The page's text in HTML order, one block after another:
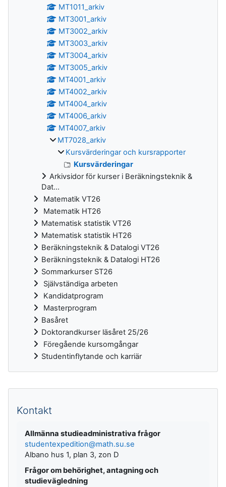
MT1011_arkiv
MT3001_arkiv
MT3002_arkiv
MT3003_arkiv
MT3004_arkiv
MT3005_arkiv
MT4001_arkiv
MT4002_arkiv
MT4004_arkiv
MT4006_arkiv
MT4007_arkiv
MT7028_arkiv
Kursvärderingar och kursrapporter
Kursvärderingar
Arkivsidor för kurser i Beräkningsteknik &
Dat...
Matematik VT26
Matematik HT26
Matematisk statistik VT26
Matematisk statistik HT26
Beräkningsteknik & Datalogi VT26
Beräkningsteknik & Datalogi HT26
Sommarkurser ST26
Självständiga arbeten
Kandidatprogram
Masterprogram
Basåret
Doktorandkurser läsåret 25/26
Föregående kursomgångar
Studentinflytande och karriär
Kompletterande block
Kontakt
Allmänna studieadministrativa frågor
studentexpedition@math.su.se
Albano hus 1, plan 3, zon D
Frågor om behörighet, antagning och
studievägledning